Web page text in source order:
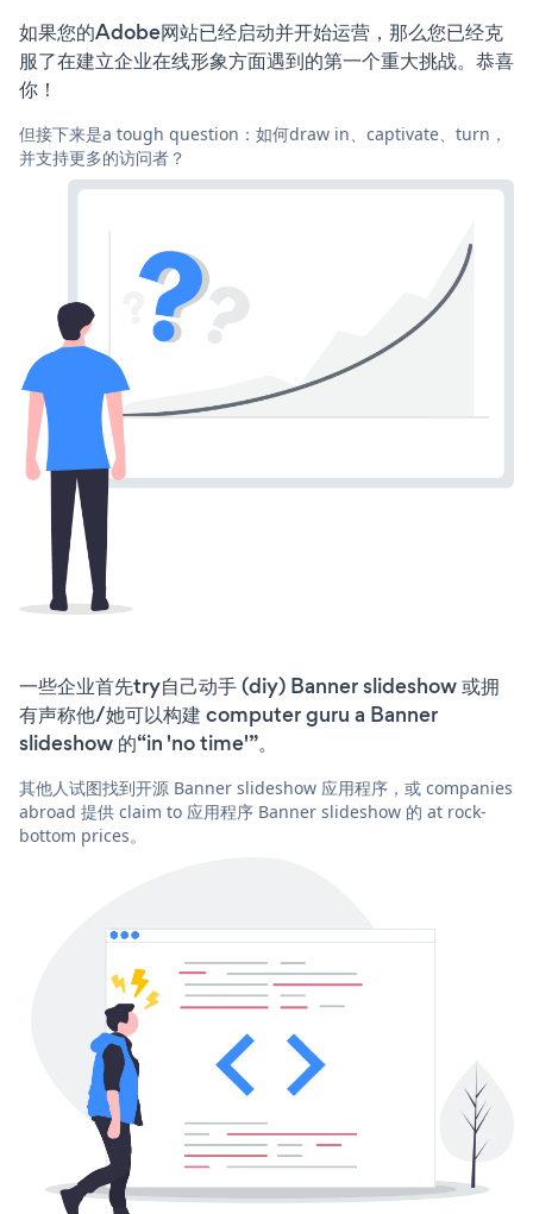
如果您的Adobe网站已经启动并开始运营，那么您已经克
服了在建立企业在线形象方面遇到的第一个重大挑战。恭喜
你！
但接下来是a tough question：如何draw in、captivate、turn，
并支持更多的访问者？
一些企业首先try自己动手 (diy) Banner slideshow 或拥
有声称他/她可以构建 computer guru a Banner
slideshow 的“in 'no time'”。
其他人试图找到开源 Banner slideshow 应用程序，或 companies
abroad 提供 claim to 应用程序 Banner slideshow 的 at rock-
bottom prices。